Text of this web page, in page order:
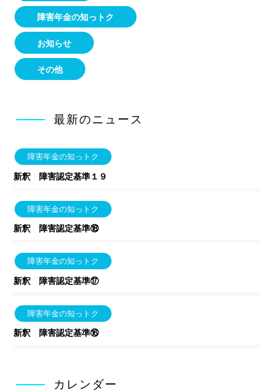
障害年金の知っトク
お知らせ
その他
最新のニュース
障害年金の知っトク
新釈 障害認定基準１９
障害年金の知っトク
新釈 障害認定基準⑱
障害年金の知っトク
新釈 障害認定基準⑰
障害年金の知っトク
新釈 障害認定基準⑯
カレンダー